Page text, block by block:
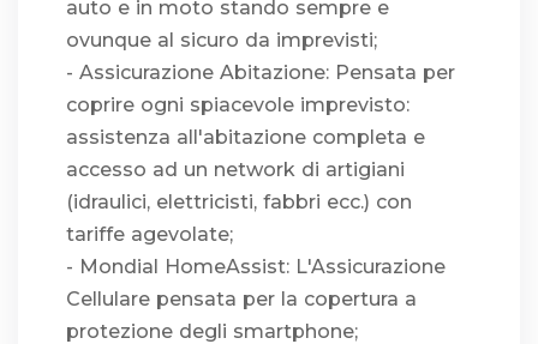
auto e in moto stando sempre e
ovunque al sicuro da imprevisti;
- Assicurazione Abitazione: Pensata per
coprire ogni spiacevole imprevisto:
assistenza all'abitazione completa e
accesso ad un network di artigiani
(idraulici, elettricisti, fabbri ecc.) con
tariffe agevolate;
- Mondial HomeAssist: L'Assicurazione
Cellulare pensata per la copertura a
protezione degli smartphone;